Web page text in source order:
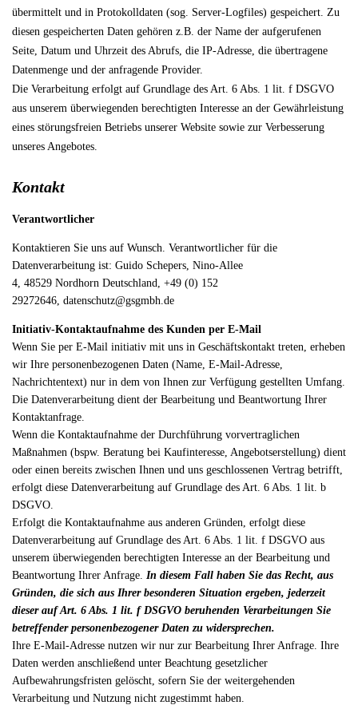
übermittelt und in Protokolldaten (sog. Server-Logfiles) gespeichert. Zu
diesen gespeicherten Daten gehören z.B. der Name der aufgerufenen
Seite, Datum und Uhrzeit des Abrufs, die IP-Adresse, die übertragene
Datenmenge und der anfragende Provider.
Die Verarbeitung erfolgt auf Grundlage des Art. 6 Abs. 1 lit. f DSGVO
aus unserem überwiegenden berechtigten Interesse an der Gewährleistung
eines störungsfreien Betriebs unserer Website sowie zur Verbesserung
unseres Angebotes.
Kontakt
Verantwortlicher
Kontaktieren Sie uns auf Wunsch. Verantwortlicher für die
Datenverarbeitung ist: Guido Schepers, Nino-Allee
4, 48529 Nordhorn Deutschland, +49 (0) 152
29272646, datenschutz@gsgmbh.de
Initiativ-Kontaktaufnahme des Kunden per E-Mail
Wenn Sie per E-Mail initiativ mit uns in Geschäftskontakt treten, erheben
wir Ihre personenbezogenen Daten (Name, E-Mail-Adresse,
Nachrichtentext) nur in dem von Ihnen zur Verfügung gestellten Umfang.
Die Datenverarbeitung dient der Bearbeitung und Beantwortung Ihrer
Kontaktanfrage.
Wenn die Kontaktaufnahme der Durchführung vorvertraglichen
Maßnahmen (bspw. Beratung bei Kaufinteresse, Angebotserstellung) dient
oder einen bereits zwischen Ihnen und uns geschlossenen Vertrag betrifft,
erfolgt diese Datenverarbeitung auf Grundlage des Art. 6 Abs. 1 lit. b
DSGVO.
Erfolgt die Kontaktaufnahme aus anderen Gründen, erfolgt diese
Datenverarbeitung auf Grundlage des Art. 6 Abs. 1 lit. f DSGVO aus
unserem überwiegenden berechtigten Interesse an der Bearbeitung und
Beantwortung Ihrer Anfrage. In diesem Fall haben Sie das Recht, aus
Gründen, die sich aus Ihrer besonderen Situation ergeben, jederzeit
dieser auf Art. 6 Abs. 1 lit. f DSGVO beruhenden Verarbeitungen Sie
betreffender personenbezogener Daten zu widersprechen.
Ihre E-Mail-Adresse nutzen wir nur zur Bearbeitung Ihrer Anfrage. Ihre
Daten werden anschließend unter Beachtung gesetzlicher
Aufbewahrungsfristen gelöscht, sofern Sie der weitergehenden
Verarbeitung und Nutzung nicht zugestimmt haben.